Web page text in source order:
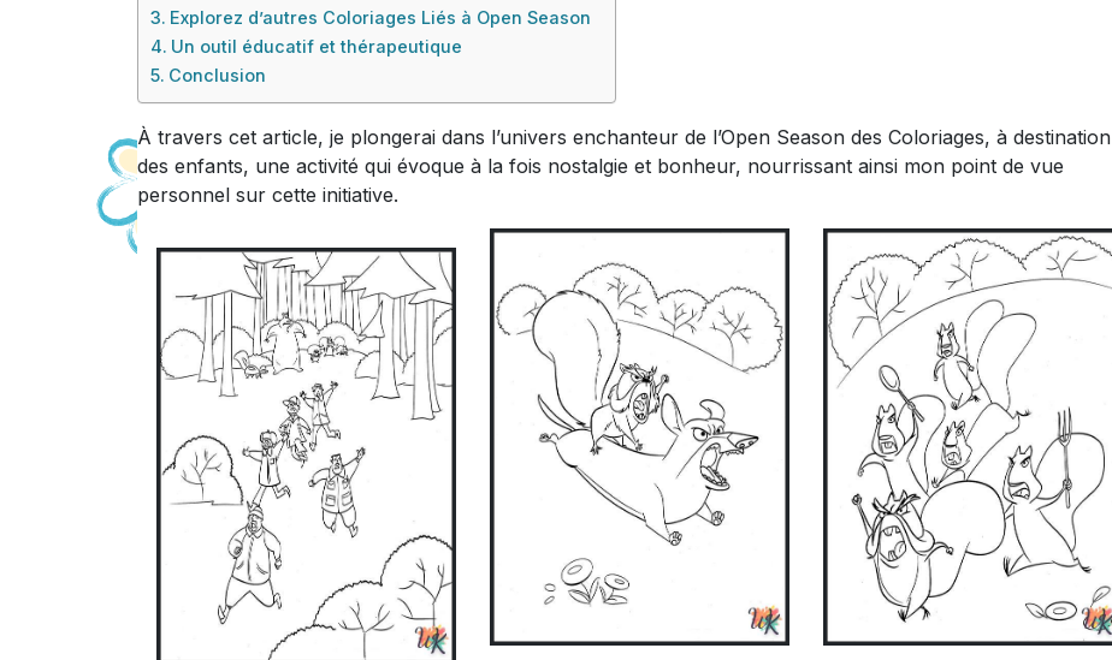
Explorez d’autres Coloriages Liés à Open Season
Un outil éducatif et thérapeutique
Conclusion
À travers cet article, je plongerai dans l’univers enchanteur de l’Open Season des Coloriages, à destination
des enfants, une activité qui évoque à la fois nostalgie et bonheur, nourrissant ainsi mon point de vue
personnel sur cette initiative.